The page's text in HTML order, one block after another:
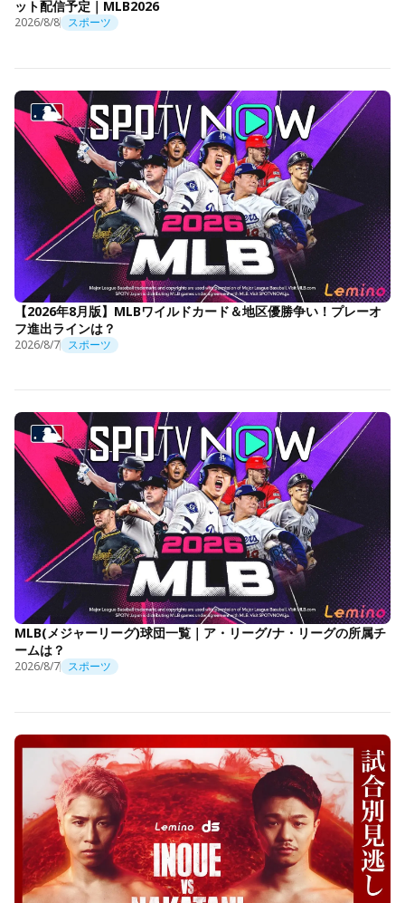
ット配信予定｜MLB2026
2026/8/8 スポーツ
【2026年8月版】MLBワイルドカード＆地区優勝争い！プレーオ
フ進出ラインは？
2026/8/7 スポーツ
MLB(メジャーリーグ)球団一覧｜ア・リーグ/ナ・リーグの所属チ
ームは？
2026/8/7 スポーツ